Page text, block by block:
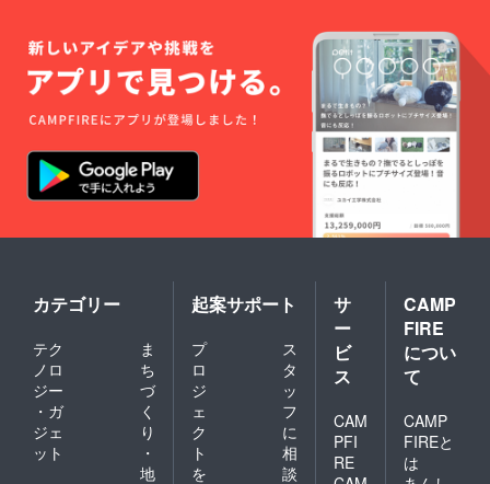
カテゴリー
テク
ノロ
ジー
・ガ
ジェ
ット
ま
ち
づ
く
り
・
地
起案サポート
プ
ロ
ジ
ェ
ク
ト
を
ス
タ
ッ
フ
に
相
談
サ
ー
ビ
ス
CAM
PFI
RE
CAMP
FIRE
につい
て
CAMP
FIREと
は